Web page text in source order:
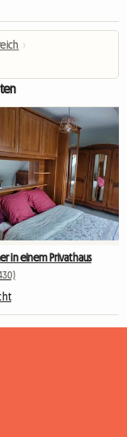
›
in einem Privathaus